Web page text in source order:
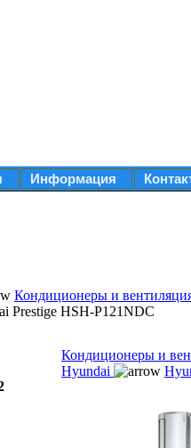
Информация
Кондиционеры и
Prestige HSH-P121NDC
Кондиционеры и
Hyundai